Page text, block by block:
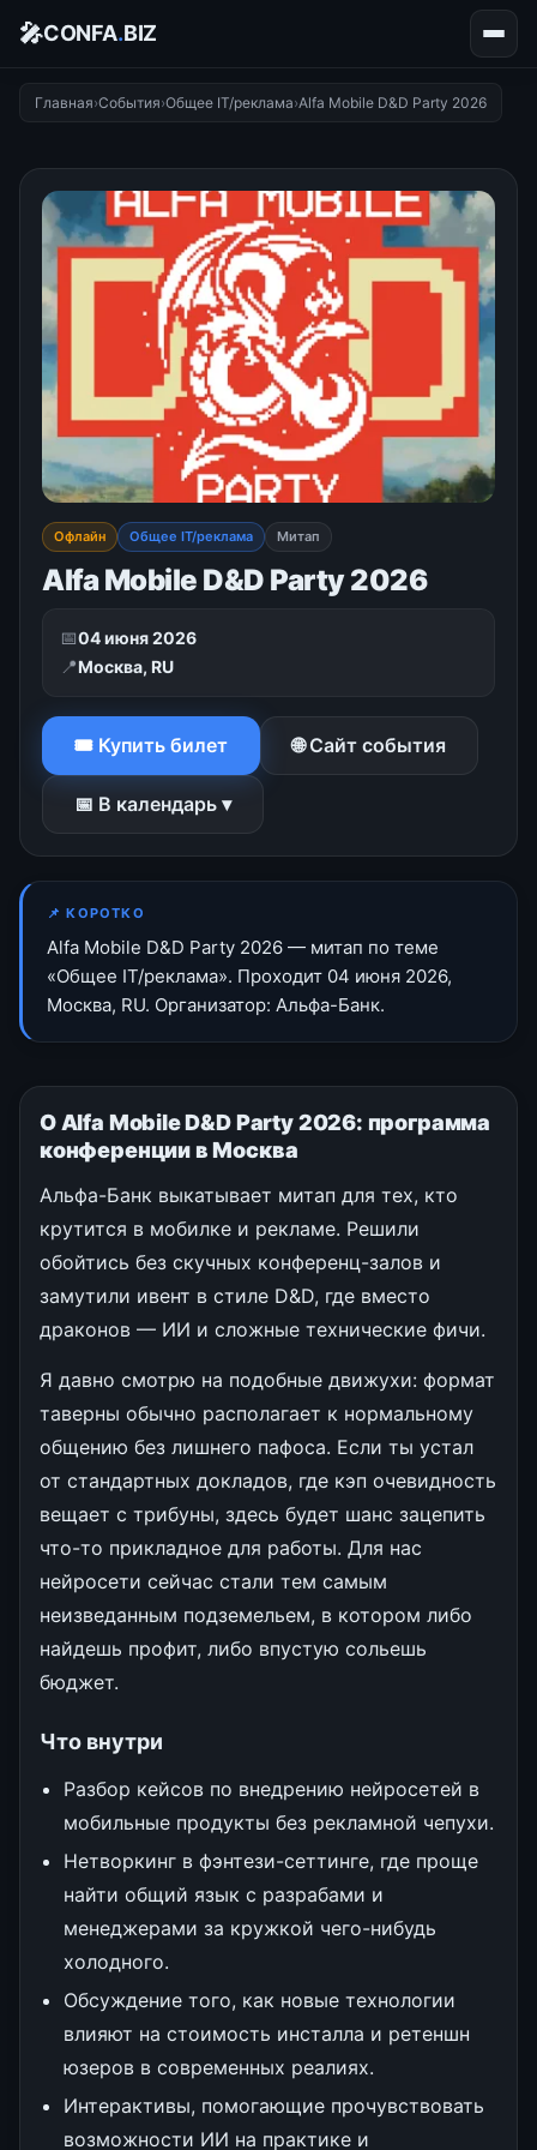
🎤CONFA.BIZ
Главная›События›Общее IT/реклама›Alfa Mobile D&D Party 2026
Офлайн Общее IT/реклама Митап
Alfa Mobile D&D Party 2026
📅04 июня 2026
📍Москва, RU
🎟 Купить билет 🌐 Сайт события
📅 В календарь ▾
📌 КОРОТКО
Alfa Mobile D&D Party 2026 — митап по теме
«Общее IT/реклама». Проходит 04 июня 2026,
Москва, RU. Организатор: Альфа-Банк.
О Alfa Mobile D&D Party 2026: программа
конференции в Москва
Альфа-Банк выкатывает митап для тех, кто
крутится в мобилке и рекламе. Решили
обойтись без скучных конференц-залов и
замутили ивент в стиле D&D, где вместо
драконов — ИИ и сложные технические фичи.
Я давно смотрю на подобные движухи: формат
таверны обычно располагает к нормальному
общению без лишнего пафоса. Если ты устал
от стандартных докладов, где кэп очевидность
вещает с трибуны, здесь будет шанс зацепить
что-то прикладное для работы. Для нас
нейросети сейчас стали тем самым
неизведанным подземельем, в котором либо
найдешь профит, либо впустую сольешь
бюджет.
Что внутри
Разбор кейсов по внедрению нейросетей в
мобильные продукты без рекламной чепухи.
Нетворкинг в фэнтези-сеттинге, где проще
найти общий язык с разрабами и
менеджерами за кружкой чего-нибудь
холодного.
Обсуждение того, как новые технологии
влияют на стоимость инсталла и ретеншн
юзеров в современных реалиях.
Интерактивы, помогающие прочувствовать
возможности ИИ на практике и